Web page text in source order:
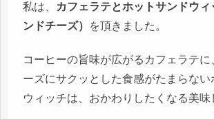
私は、
カフェラテとホットサンドウ
ンドチーズ）
を頂きました。
コーヒーの旨味が広がるカフェラテに
ーズにサクッとした食感がたまらない
ウィッチは、おかわりしたくなる美味